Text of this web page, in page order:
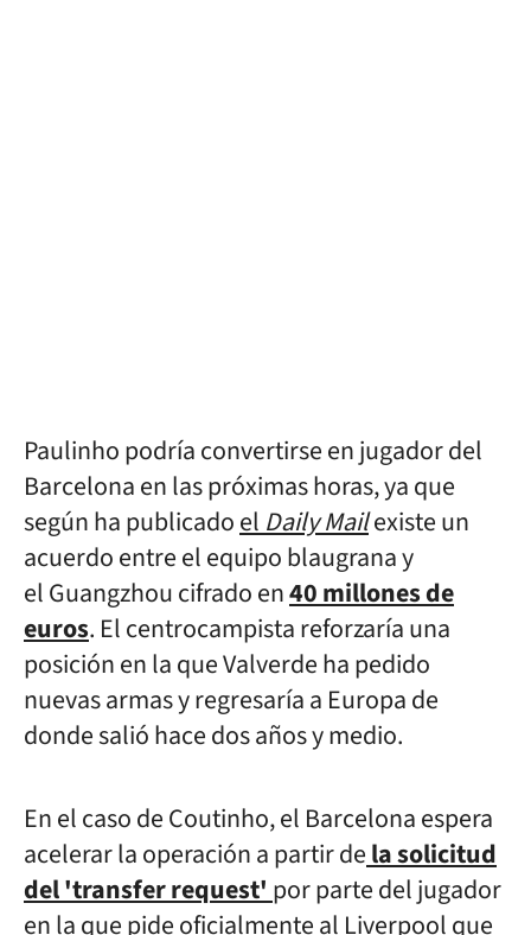
Paulinho podría convertirse en jugador del
Barcelona en las próximas horas, ya que
según ha publicadoel Daily Mailexiste un
acuerdo entre el equipo blaugrana y
elGuangzhou cifrado en40 millones de
euros. El centrocampista reforzaría una
posición en la que Valverde ha pedido
nuevas armas y regresaría a Europa de
donde salió hace dos años y medio.
En el caso de Coutinho, el Barcelona espera
acelerar la operación a partir dela solicitud
del'transfer request' por parte del jugador
en la que pide oficialmente al Liverpool que